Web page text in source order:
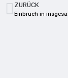
ZURÜCK